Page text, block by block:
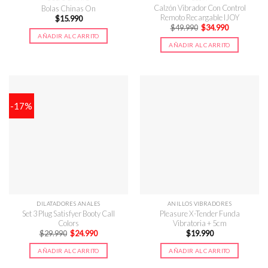
Bolas Chinas On
$15.990
AÑADIR AL CARRITO
Calzón Vibrador Con Control
Remoto Recargable IJOY
$49.990 El
precio
original
era:
$49.990.
$34.990El
actual
es:
$34.990.
AÑADIR AL CARRITO
-17%
DILATADORES ANALES
Set 3 Plug Satisfyer Booty Call
Colors
$29.990 El
precio
original
era:
$29.990.
$24.990El
actual
es:
$24.990.
AÑADIR AL CARRITO
ANILLOS VIBRADORES
Pleasure X-Tender Funda
Vibratoria + 5cm
$19.990
AÑADIR AL CARRITO